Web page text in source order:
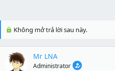
Không mở trả lời sau này.
Mr LNA
Administrator